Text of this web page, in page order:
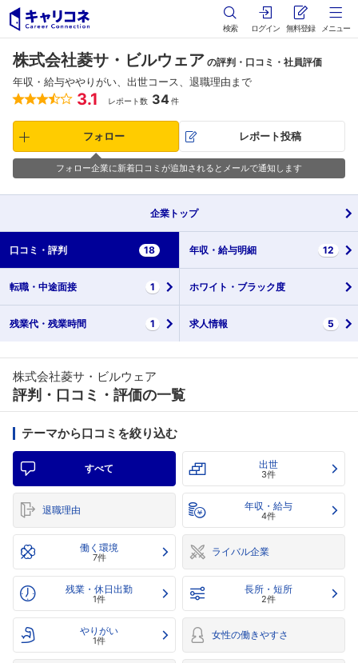
検索 ログイン 無料登録 メニュー
株式会社菱サ・ビルウェア の評判・口コミ・社員評価
年収・給与ややりがい、出世コース、退職理由まで
3.1 レポート数 34件
フォロー レポート投稿
フォロー企業に新着口コミが追加されるとメールで通知します
企業 トップ
口コミ・ 評判 18 年収・ 給与明細 12
転職・ 中途面接 1 ホワイト・ ブラック度
残業代・ 残業時間 1 求人情報 5
株式会社菱サ・ビルウェア
評判・口コミ・評価の一覧
テーマから口コミを絞り込む
すべて 出世
3件
退職理由 年収・給与
4件
働く環境
7件 ライバル企業
残業・休日出勤
1件
長所・短所
2件
やりがい
1件 女性の働きやすさ